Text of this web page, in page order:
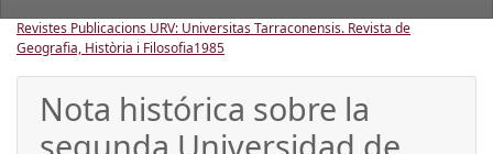
Revistes Publicacions URV: Universitas Tarraconensis. Revista de
Geografia, Història i Filosofia1985
Nota histórica sobre la